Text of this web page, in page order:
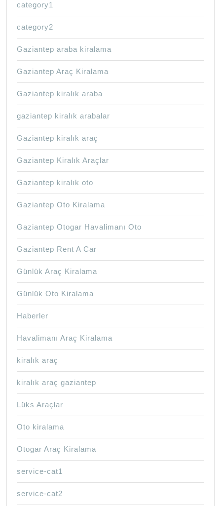
category1
category2
Gaziantep araba kiralama
Gaziantep Araç Kiralama
Gaziantep kiralık araba
gaziantep kiralık arabalar
Gaziantep kiralık araç
Gaziantep Kiralık Araçlar
Gaziantep kiralık oto
Gaziantep Oto Kiralama
Gaziantep Otogar Havalimanı Oto
Gaziantep Rent A Car
Günlük Araç Kiralama
Günlük Oto Kiralama
Haberler
Havalimanı Araç Kiralama
kiralık araç
kiralık araç gaziantep
Lüks Araçlar
Oto kiralama
Otogar Araç Kiralama
service-cat1
service-cat2